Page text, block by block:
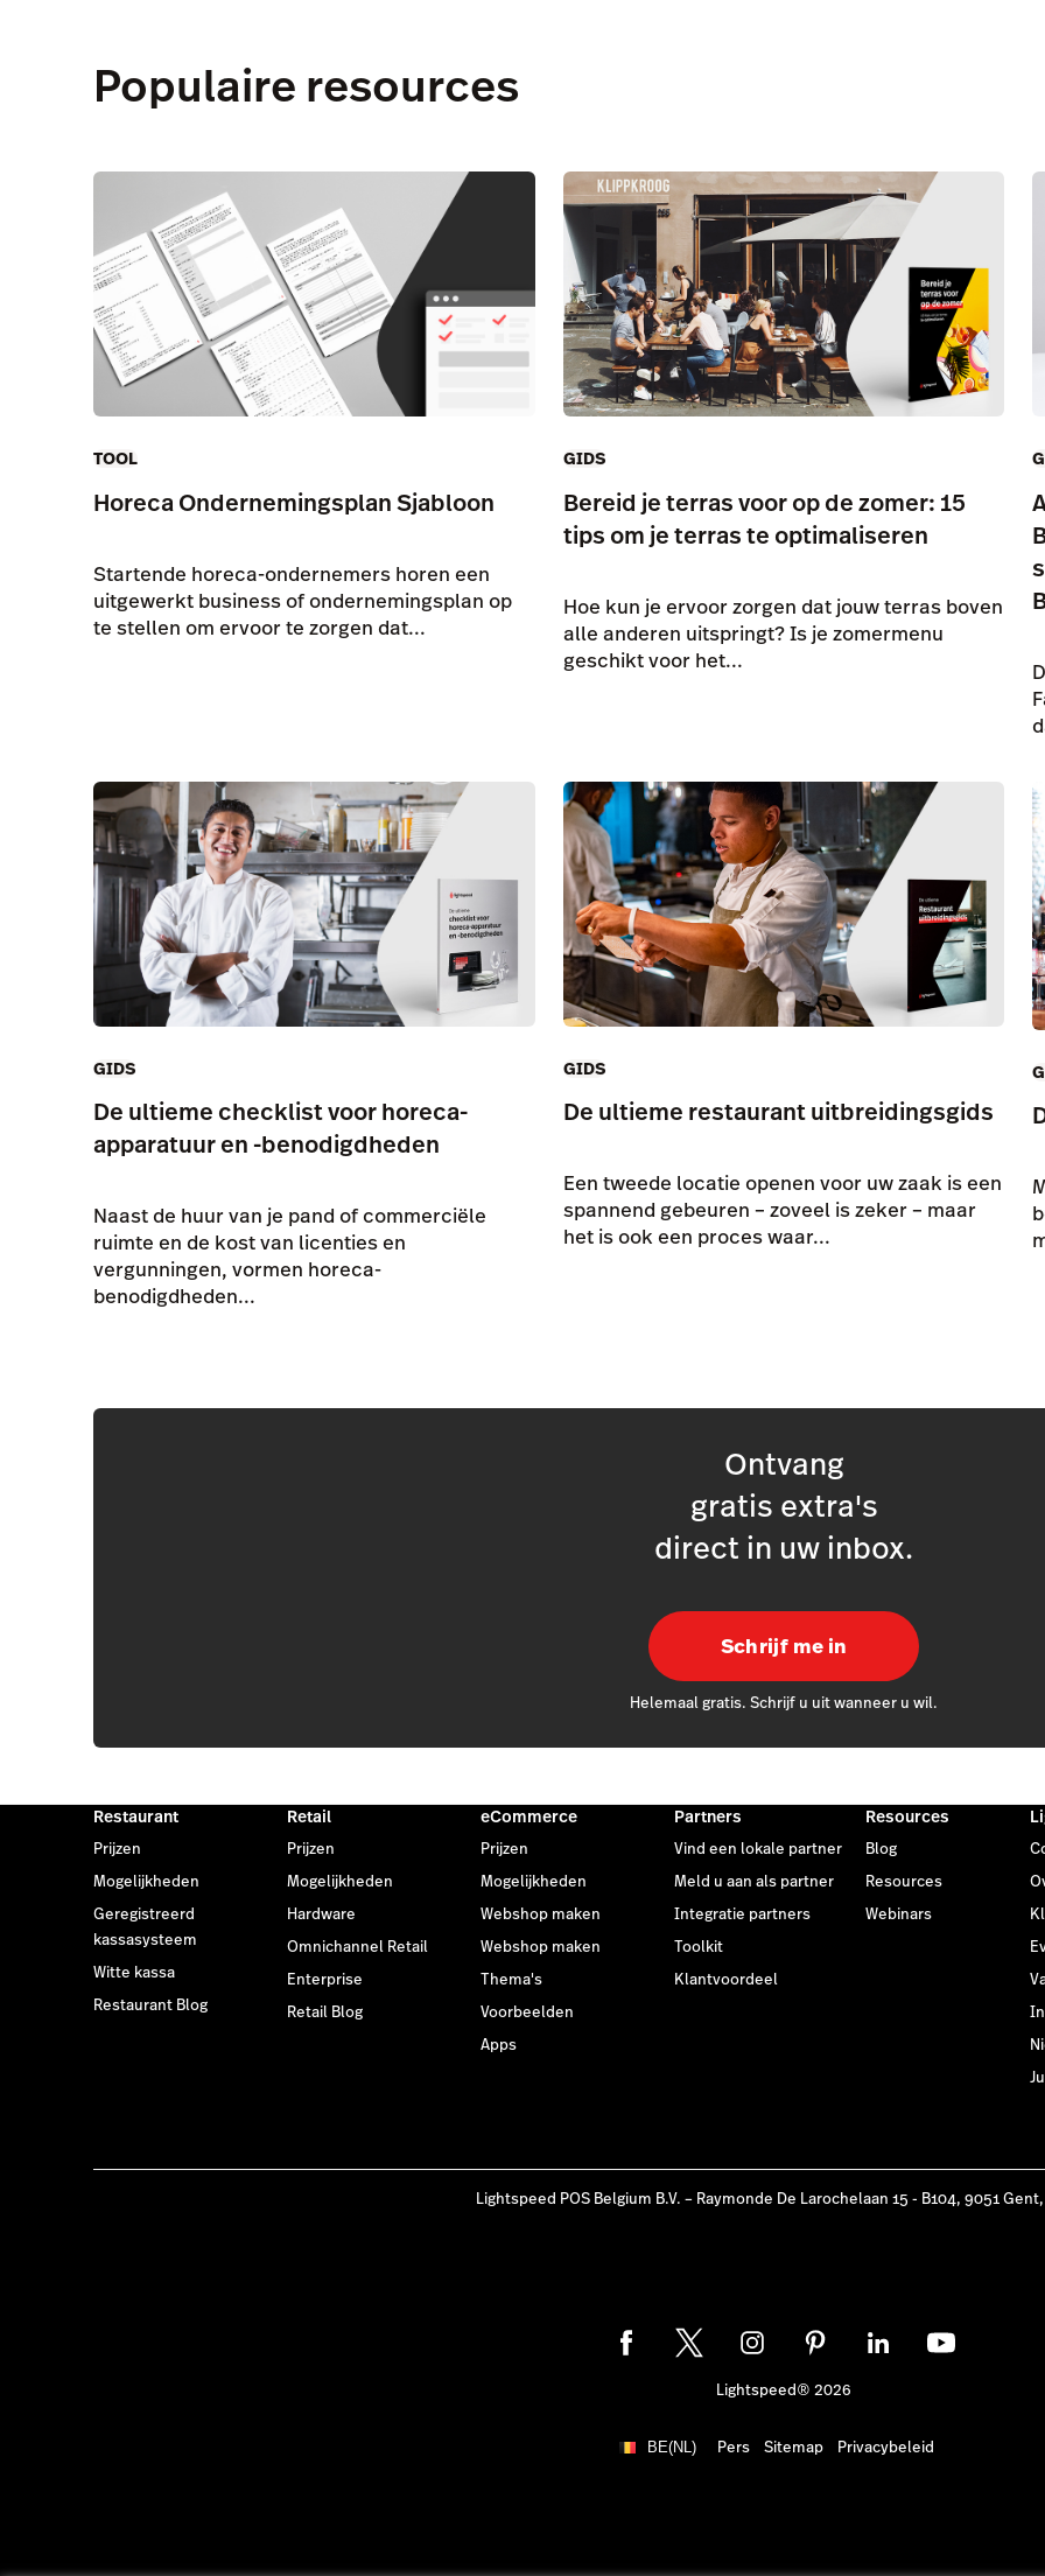
Populaire resources
TOOL
Horeca Ondernemingsplan Sjabloon
Startende horeca-ondernemers horen een
uitgewerkt business of ondernemingsplan op
te stellen om ervoor te zorgen dat...
GIDS
Bereid je terras voor op de zomer: 15
tips om je terras te optimaliseren
Hoe kun je ervoor zorgen dat jouw terras boven
alle anderen uitspringt? Is je zomermenu
geschikt voor het...
GIDS
De ultieme checklist voor horeca-
apparatuur en -benodigdheden
Naast de huur van je pand of commerciële
ruimte en de kost van licenties en
vergunningen, vormen horeca-
benodigdheden...
GIDS
De ultieme restaurant uitbreidingsgids
Een tweede locatie openen voor uw zaak is een
spannend gebeuren – zoveel is zeker – maar
het is ook een proces waar...
Ontvang
gratis extra's
direct in uw inbox.
Schrijf me in
Helemaal gratis. Schrijf u uit wanneer u wil.
Restaurant
Prijzen
Mogelijkheden
Geregistreerd
kassasysteem
Witte kassa
Restaurant Blog
Retail
Prijzen
Mogelijkheden
Hardware
Omnichannel Retail
Enterprise
Retail Blog
eCommerce
Prijzen
Mogelijkheden
Webshop maken
Webshop maken
Thema's
Voorbeelden
Apps
Partners
Vind een lokale partner
Meld u aan als partner
Integratie partners
Toolkit
Klantvoordeel
Resources
Blog
Resources
Webinars
Lightspeed POS Belgium B.V. – Raymonde De Larochelaan 15 - B104, 9051
Lightspeed® 2026
BE(NL) Pers Sitemap Privacybeleid